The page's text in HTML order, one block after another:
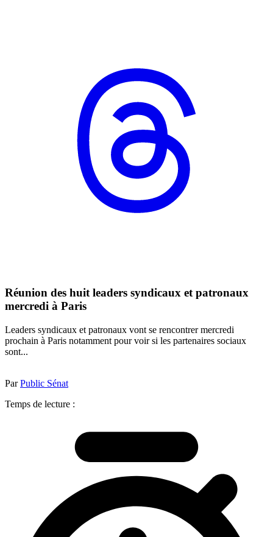
Réunion des huit leaders syndicaux et patronaux
mercredi à Paris
Leaders syndicaux et patronaux vont se rencontrer mercredi
prochain à Paris notamment pour voir si les partenaires sociaux
sont...
ParPublic Sénat
Temps de lecture :